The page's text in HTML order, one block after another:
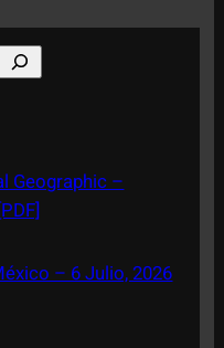
Geographic –
– 6 Julio, 2026